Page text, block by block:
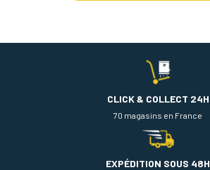
CLICK & COLLECT 24H
70 magasins en France
EXPÉDITION SOUS 48H